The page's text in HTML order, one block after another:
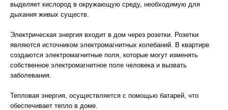
выделяет кислород в окружающую среду, необходимую для
дыхания живых существ.
Электрическая энергия входит в дом через розетки. Розетки
являются источником электромагнитных колебаний. В квартире
создаются электромагнитные поля, которые могут изменять
собственное электромагнитное поле человека и вызвать
заболевания.
Тепловая энергия, осуществляется с помощью батарей, что
обеспечивает тепло в доме.